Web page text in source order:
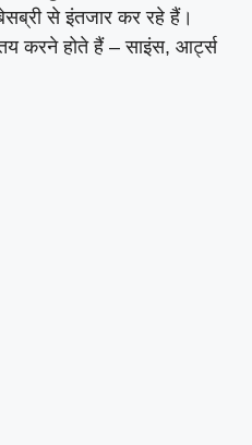
से इंतजार कर रहे हैं।
करने होते हैं – साइंस, आर्ट्स